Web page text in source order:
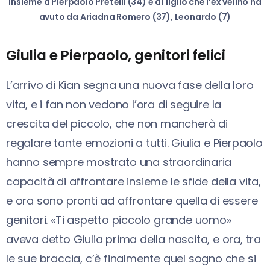
avuto da Ariadna Romero (37), Leonardo (7)
Giulia e Pierpaolo, genitori felici
L’arrivo di Kian segna una nuova fase della loro
vita, e i fan non vedono l’ora di seguire la
crescita del piccolo, che non mancherà di
regalare tante emozioni a tutti. Giulia e Pierpaolo
hanno sempre mostrato una straordinaria
capacità di affrontare insieme le sfide della vita,
e ora sono pronti ad affrontare quella di essere
genitori. «Ti aspetto piccolo grande uomo»
aveva detto Giulia prima della nascita, e ora, tra
le sue braccia, c’è finalmente quel sogno che si